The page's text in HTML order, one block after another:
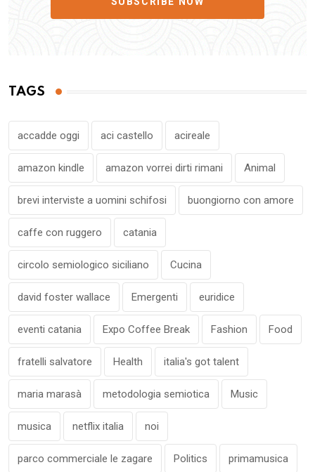
TAGS
accadde oggi aci castello acireale
amazon kindle amazon vorrei dirti rimani Animal
brevi interviste a uomini schifosi buongiorno con amore
caffe con ruggero catania
circolo semiologico siciliano Cucina
david foster wallace Emergenti euridice
eventi catania Expo Coffee Break Fashion Food
fratelli salvatore Health italia's got talent
maria marasà metodologia semiotica Music
musica netflix italia noi
parco commerciale le zagare Politics primamusica